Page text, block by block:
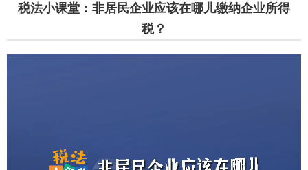
税法小课堂：非居民企业应该在哪儿缴纳企业所得
税？